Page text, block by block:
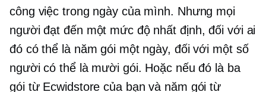
công việc trong ngày của mình. Nhưng mọi
người đạt đến một mức độ nhất định, đối với ai
đó có thể là năm gói một ngày, đối với một số
người có thể là mười gói. Hoặc nếu đó là ba
gói từ Ecwidstore của bạn và năm gói từ